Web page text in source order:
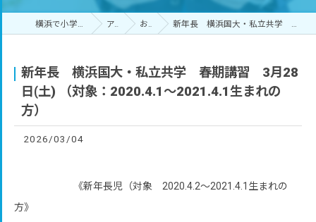
横浜で小学校受験なら湘英会幼児教室 アクセス お知らせ 新年長 横浜国大・私立共学 春期講習 3月28日(土) （対象：2020.4.1～2021.4.1生まれの方）
新年長 横浜国大・私立共学 春期講習 3月28
日(土) （対象：2020.4.1～2021.4.1生まれの
方）
2026/03/04
《新年長児（対象 2020.4.2～2021.4.1生まれの
方》